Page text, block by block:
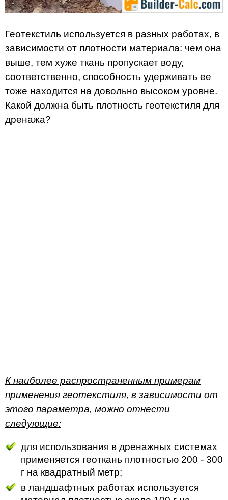
Геотекстиль используется в разных работах, в
зависимости от плотности материала: чем она
выше, тем хуже ткань пропускает воду,
соответственно, способность удерживать ее
тоже находится на довольно высоком уровне.
Какой должна быть плотность геотекстиля для
дренажа?
К наиболее распространенным примерам
применения геотекстиля, в зависимости от
этого параметра, можно отнести
следующие:
для использования в дренажных системах
применяется геоткань плотностью 200 - 300
г на квадратный метр;
в ландшафтных работах используется